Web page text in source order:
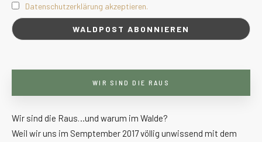
Datenschutzerklärung akzeptieren.
WIR SIND DIE RAUS
Wir sind die Raus…und warum im Walde?
Weil wir uns im Semptember 2017 völlig unwissend mit dem